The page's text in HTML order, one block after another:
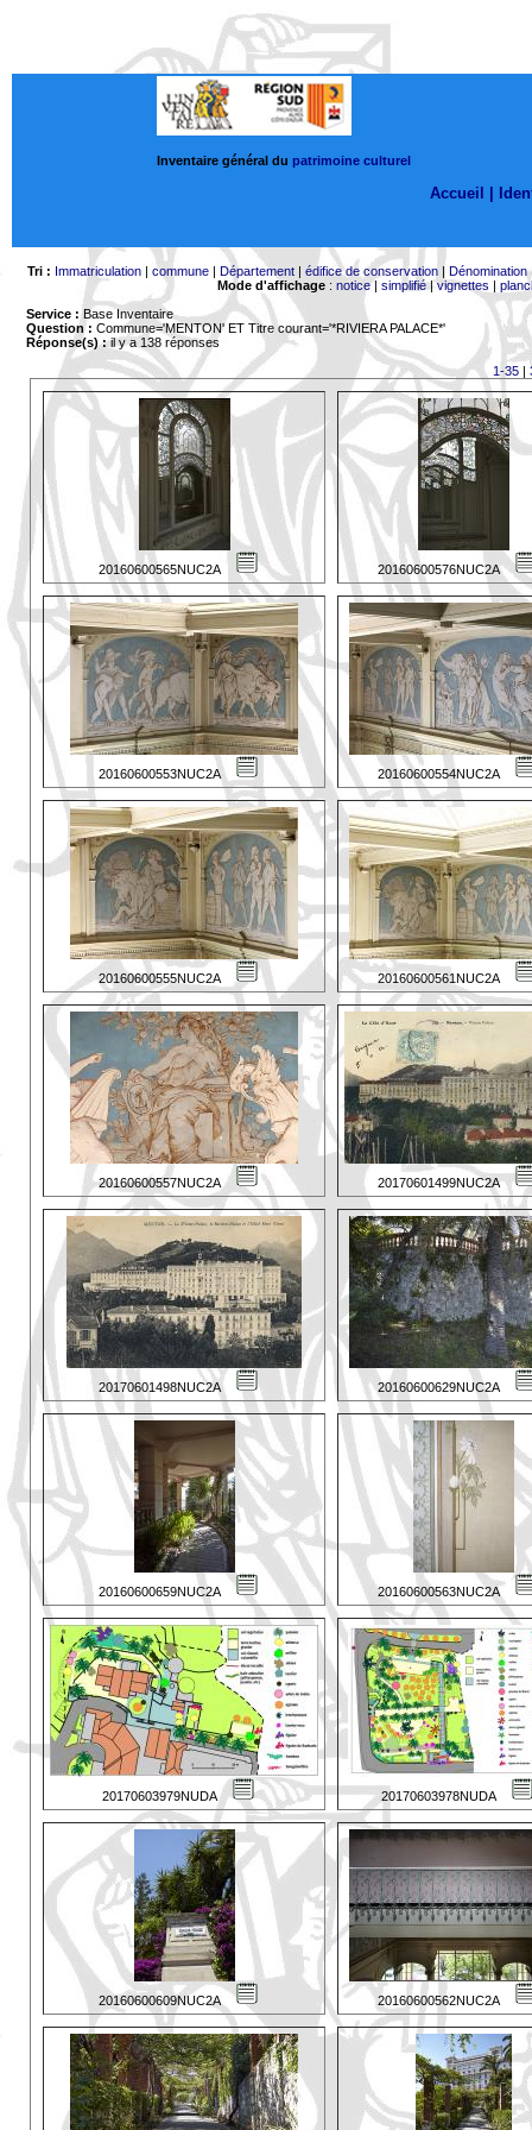
Inventaire général du patrimoine culturel
Accueil |
Tri : Immatriculation| commune| Département| édifice de conservation| Dénomination
Mode d'affichage: notice| simplifié|vignettes |
Service : Base Inventaire
Question : Commune='MENTON' ET Titre courant='*RIVIERA PALACE*'
Réponse(s) :il y a 138 réponses
1-35|
20160600565NUC2A 20160600576NUC2A
20160600553NUC2A 20160600554NUC2A
20160600555NUC2A 20160600561NUC2A
20160600557NUC2A 20170601499NUC2A
20170601498NUC2A 20160600629NUC2A
20160600659NUC2A 20160600563NUC2A
20170603979NUDA 20170603978NUDA
20160600609NUC2A 20160600562NUC2A